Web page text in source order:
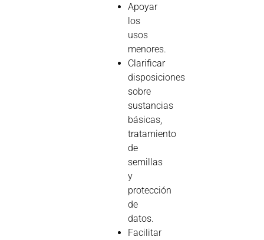
Apoyar
los
usos
menores.
Clarificar
disposiciones
sobre
sustancias
básicas,
tratamiento
de
semillas
y
protección
de
datos.
Facilitar